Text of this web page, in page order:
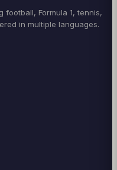
football, Formula 1, tennis,
in multiple languages.